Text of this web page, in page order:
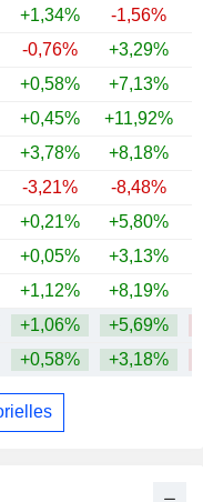
+1,34% -1,56%
-0,76% +3,29%
+0,58% +7,13%
+0,45% +11,92%
+3,78% +8,18%
-3,21% -8,48%
+0,21% +5,80%
+0,05% +3,13%
+1,12% +8,19%
+1,06% +5,69%
+0,58% +3,18%